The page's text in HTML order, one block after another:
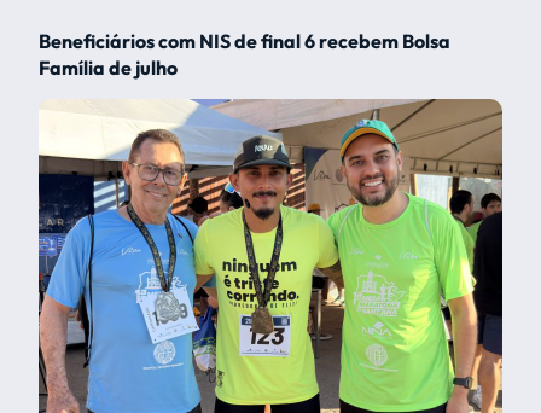
Beneficiários com NIS de final 6 recebem Bolsa
Família de julho